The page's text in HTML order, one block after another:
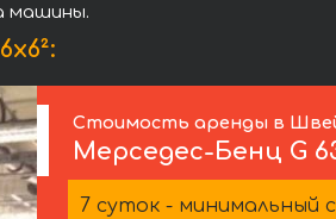
машины.
Стоимость аренды в
Мерседес-Бенц G
7 суток - минимальный